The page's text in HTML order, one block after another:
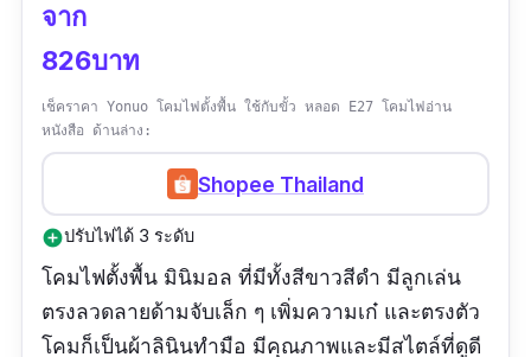
จาก
826บาท
เช็คราคา Yonuo โคมไฟตั้งพื้น ใช้กับขั้ว หลอด E27 โคมไฟอ่าน
หนังสือ ด้านล่าง:
Shopee Thailand
add_circleปรับไฟได้ 3 ระดับ
โคมไฟตั้งพื้น มินิมอล ที่มีทั้งสีขาวสีดำ มีลูกเล่น
ตรงลวดลายด้ามจับเล็ก ๆ เพิ่มความเก๋ และตรงตัว
โคมก็เป็นผ้าลินินทำมือ มีคุณภาพและมีสไตล์ที่ดูดี